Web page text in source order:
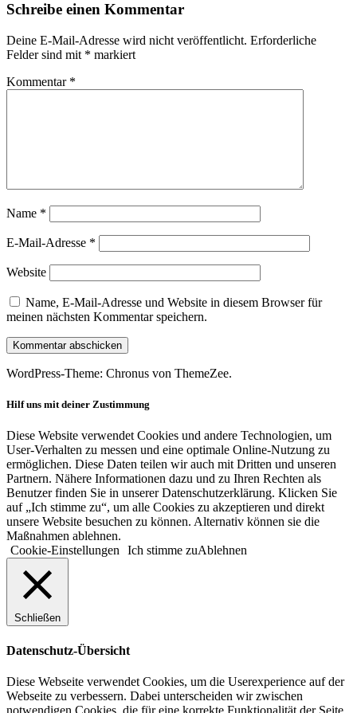
Schreibe einen Kommentar
Deine E-Mail-Adresse wird nicht veröffentlicht. Erforderliche
Felder sind mit * markiert
Kommentar *
Name *
E-Mail-Adresse *
Website
Name, E-Mail-Adresse und Website in diesem Browser für
meinen nächsten Kommentar speichern.
WordPress-Theme: Chronus von ThemeZee.
Hilf uns mit deiner Zustimmung
Diese Website verwendet Cookies und andere Technologien, um
User-Verhalten zu messen und eine optimale Online-Nutzung zu
ermöglichen. Diese Daten teilen wir auch mit Dritten und unseren
Partnern. Nähere Informationen dazu und zu Ihren Rechten als
Benutzer finden Sie in unserer Datenschutzerklärung. Klicken Sie
auf „Ich stimme zu“, um alle Cookies zu akzeptieren und direkt
unsere Website besuchen zu können. Alternativ können sie die
Maßnahmen ablehnen.
Cookie-Einstellungen
Ich stimme zuAblehnen
Schließen
Datenschutz-Übersicht
Diese Webseite verwendet Cookies, um die Userexperience auf der
Webseite zu verbessern. Dabei unterscheiden wir zwischen
notwendigen Cookies, die für eine korrekte Funktionalität der Seite